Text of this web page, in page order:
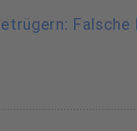
Falsche